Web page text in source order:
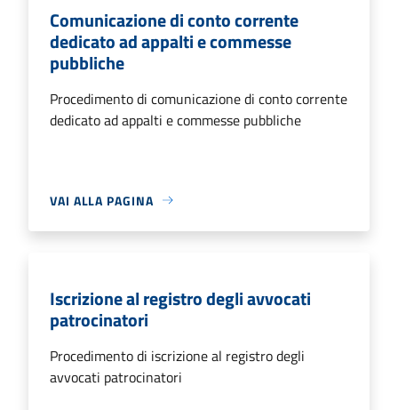
Comunicazione di conto corrente
dedicato ad appalti e commesse
pubbliche
Procedimento di comunicazione di conto corrente
dedicato ad appalti e commesse pubbliche
VAI ALLA PAGINA
Iscrizione al registro degli avvocati
patrocinatori
Procedimento di iscrizione al registro degli
avvocati patrocinatori